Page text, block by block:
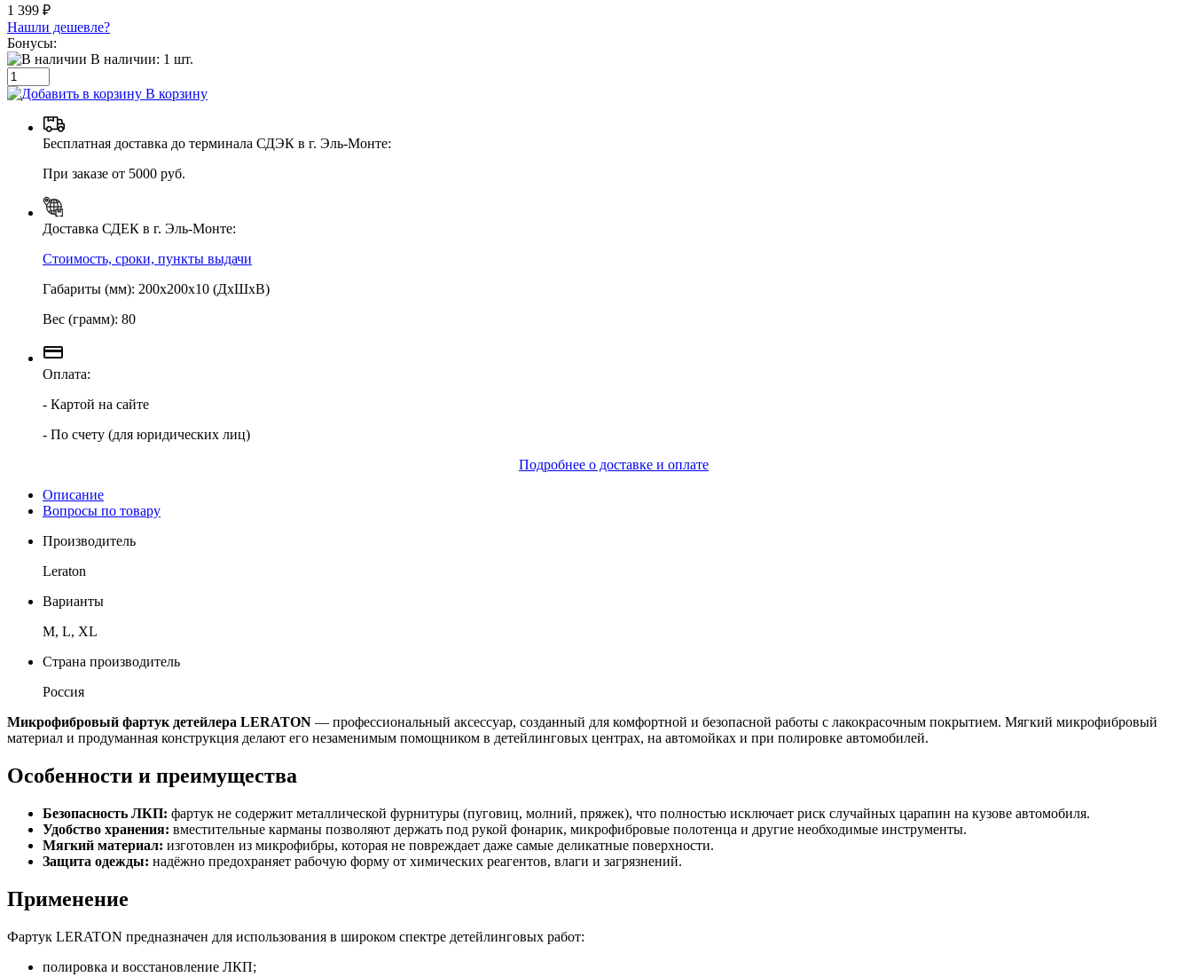
1 399 ₽
Нашли дешевле?
Бонусы:
В наличии: 1 шт.
В корзину
Бесплатная доставка до терминала СДЭК в г. Эль-Монте:
При заказе от 5000 руб.
Доставка СДЕК в г. Эль-Монте:
Стоимость, сроки, пункты выдачи
Габариты (мм): 200х200х10 (ДхШхВ)
Вес (грамм): 80
Оплата:
- Картой на сайте
- По счету (для юридических лиц)
Подробнее о доставке и оплате
Описание
Вопросы по товару
Производитель
Leraton
Варианты
M, L, XL
Страна производитель
Россия
Микрофибровый фартук детейлера LERATON — профессиональный аксессуар, созданный для комфортной и безопасной работы с лакокрасочным покрытием. Мягкий микрофибровый
материал и продуманная конструкция делают его незаменимым помощником в детейлинговых центрах, на автомойках и при полировке автомобилей.
Особенности и преимущества
Безопасность ЛКП: фартук не содержит металлической фурнитуры (пуговиц, молний, пряжек), что полностью исключает риск случайных царапин на кузове автомобиля.
Удобство хранения: вместительные карманы позволяют держать под рукой фонарик, микрофибровые полотенца и другие необходимые инструменты.
Мягкий материал: изготовлен из микрофибры, которая не повреждает даже самые деликатные поверхности.
Защита одежды: надёжно предохраняет рабочую форму от химических реагентов, влаги и загрязнений.
Применение
Фартук LERATON предназначен для использования в широком спектре детейлинговых работ:
полировка и восстановление ЛКП;